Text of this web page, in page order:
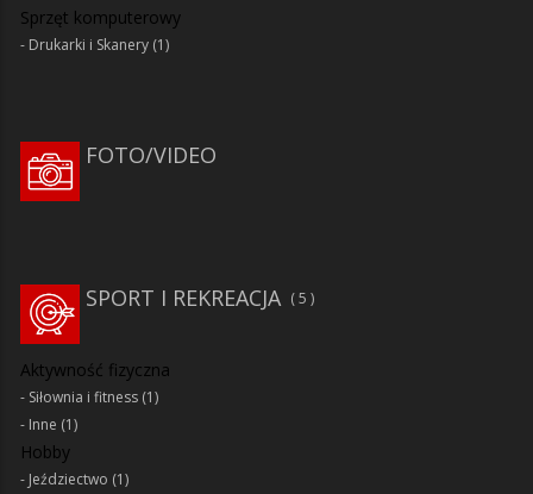
Sprzęt komputerowy
Drukarki i Skanery (1)
FOTO/VIDEO
SPORT I REKREACJA 5
Aktywność fizyczna
Siłownia i fitness (1)
Inne (1)
Hobby
Jeździectwo (1)